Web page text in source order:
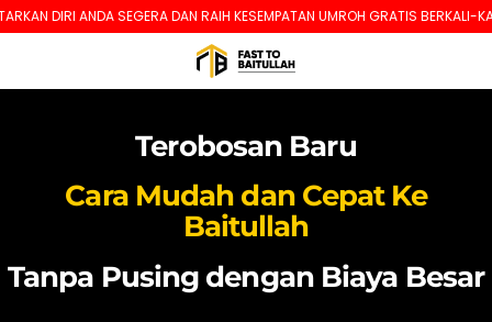
DIRI ANDA SEGERA DAN RAIH KESEMPATAN UMROH GRATIS BERKALI-KALI!
Terobosan Baru
Cara Mudah dan Cepat Ke
Baitullah
Tanpa Pusing dengan Biaya Besar